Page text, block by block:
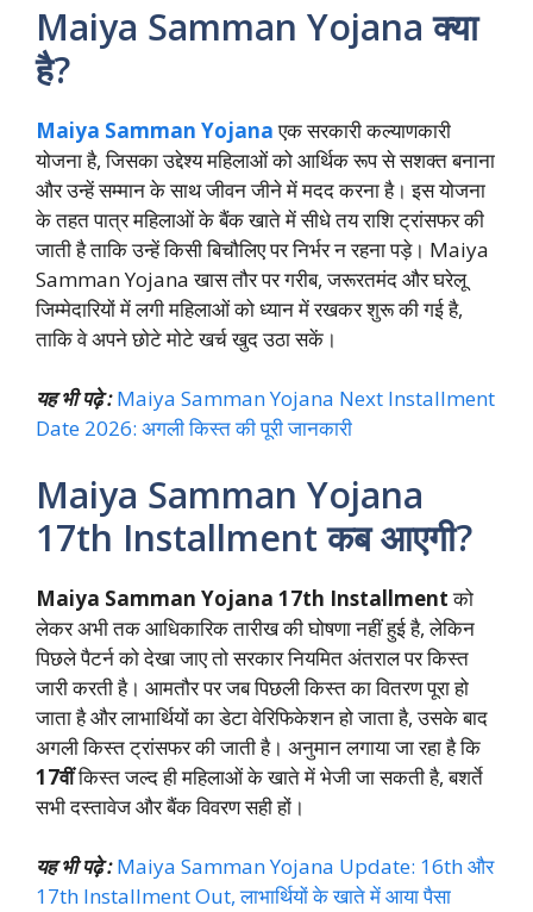
Maiya Samman Yojana क्या
है?
Maiya Samman Yojanaएक सरकारी कल्याणकारी
योजना है, जिसका उद्देश्य महिलाओं को आर्थिक रूप से सशक्त बनाना
और उन्हें सम्मान के साथ जीवन जीने में मदद करना है। इस योजना
के तहत पात्र महिलाओं के बैंक खाते में सीधे तय राशि ट्रांसफर की
जाती है ताकि उन्हें किसी बिचौलिए पर निर्भर न रहना पड़े। Maiya
Samman Yojana खास तौर पर गरीब, जरूरतमंद और घरेलू
जिम्मेदारियों में लगी महिलाओं को ध्यान में रखकर शुरू की गई है,
ताकि वे अपने छोटे मोटे खर्च खुद उठा सकें।
यह भी पढ़े : Maiya Samman Yojana Next Installment
Date 2026: अगली किस्त की पूरी जानकारी
Maiya Samman Yojana
17th Installment कब आएगी?
Maiya Samman Yojana 17th Installmentको
लेकर अभी तक आधिकारिक तारीख की घोषणा नहीं हुई है, लेकिन
पिछले पैटर्न को देखा जाए तो सरकार नियमित अंतराल पर किस्त
जारी करती है। आमतौर पर जब पिछली किस्त का वितरण पूरा हो
जाता है और लाभार्थियों का डेटा वेरिफिकेशन हो जाता है, उसके बाद
अगली किस्त ट्रांसफर की जाती है। अनुमान लगाया जा रहा है कि
17वींकिस्त जल्द ही महिलाओं के खाते में भेजी जा सकती है, बशर्ते
सभी दस्तावेज और बैंक विवरण सही हों।
यह भी पढ़े : Maiya Samman Yojana Update: 16th और
17th Installment Out, लाभार्थियों के खाते में आया पैसा